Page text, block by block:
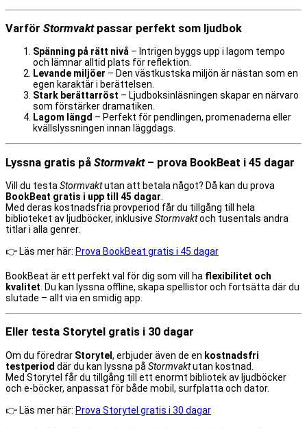
Varför Stormvaktpassar perfekt som ljudbok
Spänning på rätt nivå – Intrigen byggs upp i lagom tempo
och lämnar alltid plats för reflektion.
Levande miljöer – Den västkustska miljön är nästan som en
egen karaktär i berättelsen.
Stark berättarröst – Ljudboksinläsningen skapar en närvaro
som förstärker dramatiken.
Lagom längd – Perfekt för pendlingen, promenaderna eller
kvällslyssningen innan läggdags.
Lyssna gratis på Stormvakt– prova BookBeat i 45 dagar
Vill du testa Stormvaktutan att betala något? Då kan du prova
BookBeat gratis i upp till 45 dagar
Med deras kostnadsfria provperiod får du tillgång till hela
biblioteket av ljudböcker, inklusive Stormvaktoch tusentals andra
titlar i alla genrer.
👉 Läs mer här: Prova BookBeat gratis i 45 dagar
BookBeat är ett perfekt val för dig som vill ha flexibilitet och
kvalitet . Du kan lyssna offline, skapa spellistor och fortsätta där du
slutade – allt via en smidig app.
Eller testa Storytel gratis i 30 dagar
Om du föredrar Storytel , erbjuder även de en kostnadsfri
testperiod där du kan lyssna på Stormvaktutan kostnad.
Med Storytel får du tillgång till ett enormt bibliotek av ljudböcker
och e-böcker, anpassat för både mobil, surfplatta och dator.
👉 Läs mer här: Prova Storytel gratis i 30 dagar